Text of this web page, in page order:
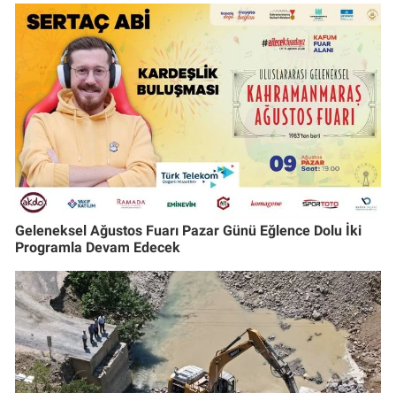
Geleneksel Ağustos Fuarı Pazar Günü Eğlence Dolu İki
Programla Devam Edecek